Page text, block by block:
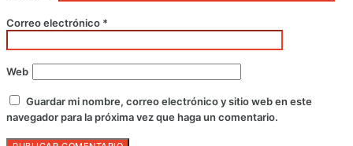
Correo electrónico *
Web
Guardar mi nombre, correo electrónico y sitio web en este
navegador para la próxima vez que haga un comentario.